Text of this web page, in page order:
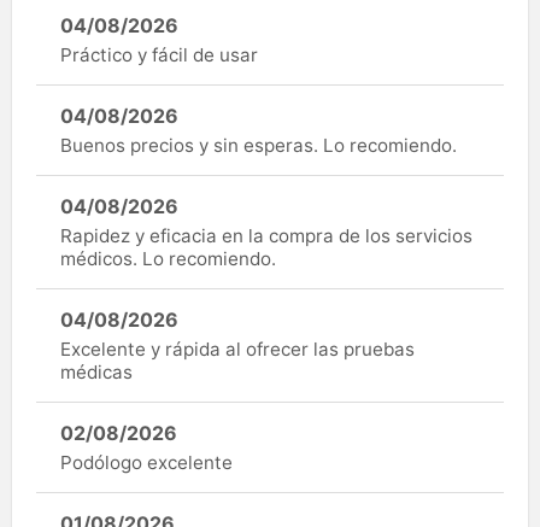
04/08/2026
Práctico y fácil de usar
04/08/2026
Buenos precios y sin esperas. Lo recomiendo.
04/08/2026
Rapidez y eficacia en la compra de los servicios
médicos. Lo recomiendo.
04/08/2026
Excelente y rápida al ofrecer las pruebas
médicas
02/08/2026
Podólogo excelente